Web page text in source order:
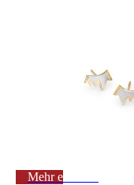
Mehr erfahren